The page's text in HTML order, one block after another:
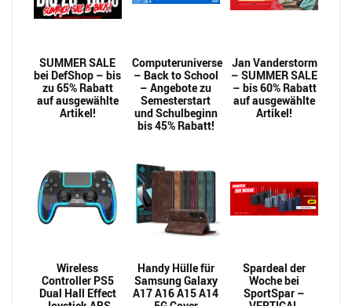
SUMMER SALE
bei DefShop – bis
zu 65% Rabatt
auf ausgewählte
Artikel!
Computeruniverse
– Back to School
– Angebote zu
Semesterstart
und Schulbeginn
bis 45% Rabatt!
Jan Vanderstorm
– SUMMER SALE
– bis 60% Rabatt
auf ausgewählte
Artikel!
Wireless
Controller PS5
Dual Hall Effect
Handy Hülle für
Samsung Galaxy
A17 A16 A15 A14
Spardeal der
Woche bei
SportSpar –